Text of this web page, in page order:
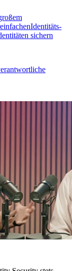
Identitäts-
sichern